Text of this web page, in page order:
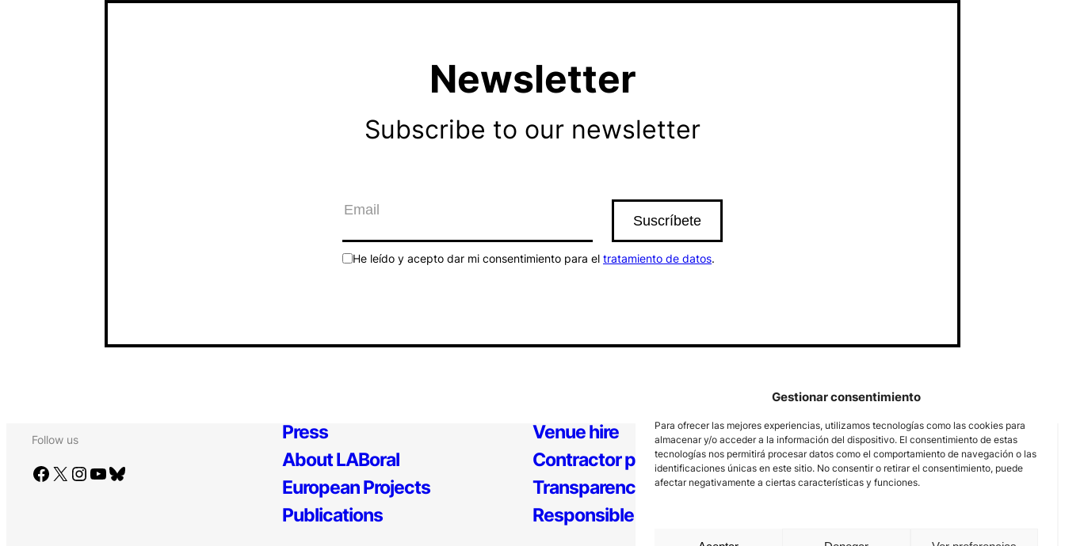
Gestionar consentimiento
Para ofrecer las mejores experiencias, utilizamos tecnologías como las cookies para
almacenar y/o acceder a la información del dispositivo. El consentimiento de estas
tecnologías nos permitirá procesar datos como el comportamiento de navegación o las
identificaciones únicas en este sitio. No consentir o retirar el consentimiento, puede
afectar negativamente a ciertas características y funciones.
Newsletter
Subscribe to our newsletter
He leído y acepto dar mi consentimiento para el tratamiento de datos.
Follow us
Facebook X Instagram YouTube Bluesky
Press
About LABoral
European Projects
Publications
Venue hire
Contractor profile
Transparency
Responsible Policy